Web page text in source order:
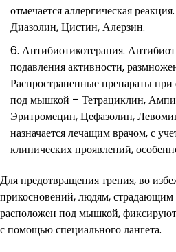
отмечается аллергическая
Диазолин, Цистин, Алерзин.
Антибиотикотерапия.
подавления активности,
Распространенные препараты
под мышкой – Тетрациклин,
Эритромецин, Цефазолин,
назначается лечащим врачом, с
клинических проявлений,
Для предотвращения трения, во
прикосновений, людям, страдающим
расположен под мышкой,
с помощью специального лангета.